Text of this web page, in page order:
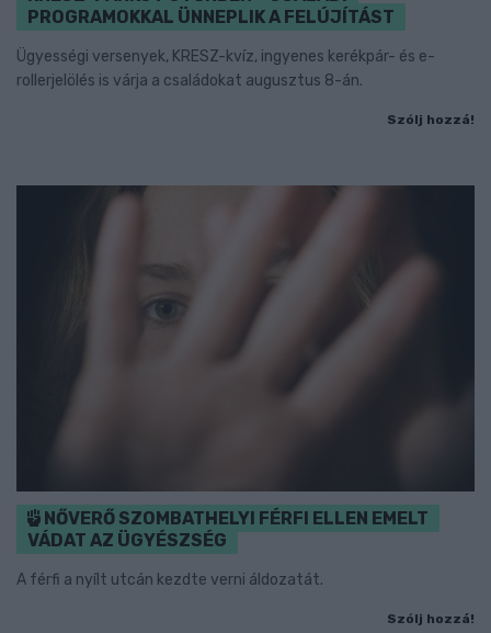
PROGRAMOKKAL ÜNNEPLIK A FELÚJÍTÁST
Ügyességi versenyek, KRESZ-kvíz, ingyenes kerékpár- és e-
rollerjelölés is várja a családokat augusztus 8-án.
Szólj hozzá!
NŐVERŐ SZOMBATHELYI FÉRFI ELLEN EMELT
VÁDAT AZ ÜGYÉSZSÉG
A férfi a nyílt utcán kezdte verni áldozatát.
Szólj hozzá!